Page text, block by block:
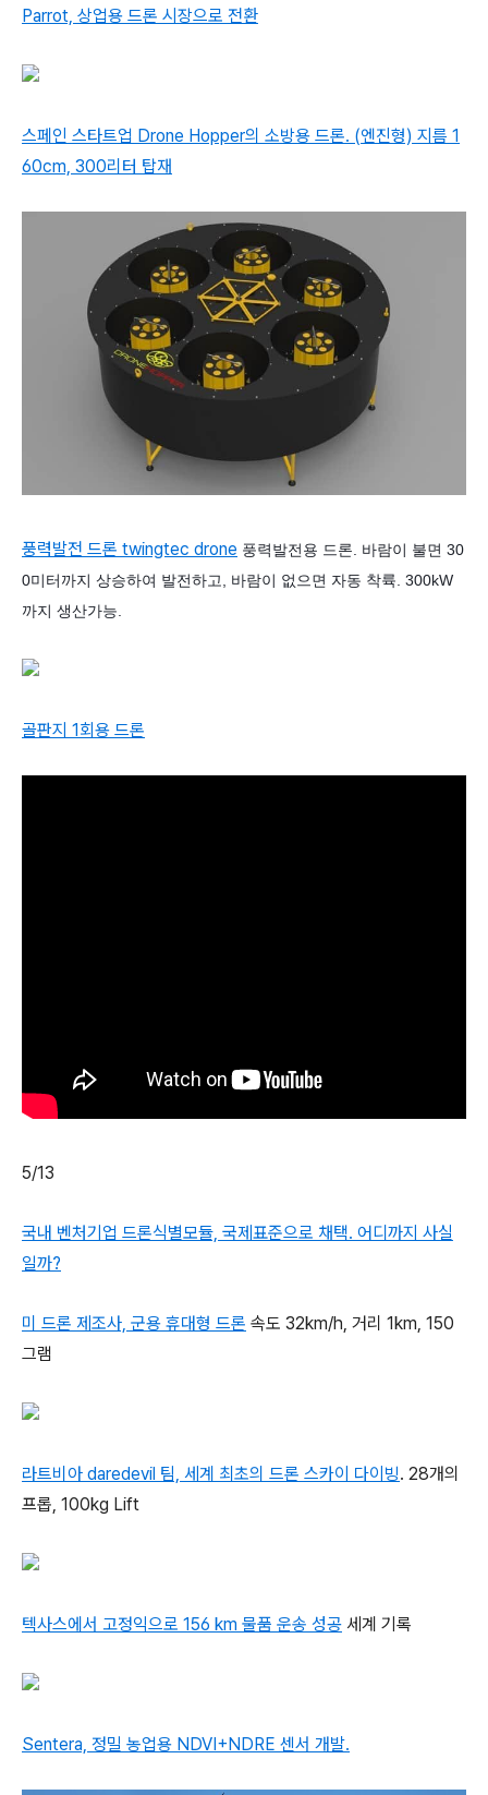
Parrot, 상업용 드론 시장으로 전환
스페인 스타트업 Drone Hopper의 소방용 드론. (엔진형) 지름 1
60cm, 300리터 탑재
풍력발전 드론 twingtec drone 풍력발전용 드론. 바람이 불면 30
0미터까지 상승하여 발전하고, 바람이 없으면 자동 착륙. 300kW
까지 생산가능.
골판지 1회용 드론
5/13
국내 벤처기업 드론식별모듈, 국제표준으로 채택. 어디까지 사실
일까?
미 드론 제조사, 군용 휴대형 드론 속도 32km/h, 거리 1km, 150
그램
라트비아 daredevil 팀, 세계 최초의 드론 스카이 다이빙. 28개의
프롭, 100kg Lift
텍사스에서 고정익으로 156 km 물품 운송 성공 세계 기록
Sentera, 정밀 농업용 NDVI+NDRE 센서 개발.